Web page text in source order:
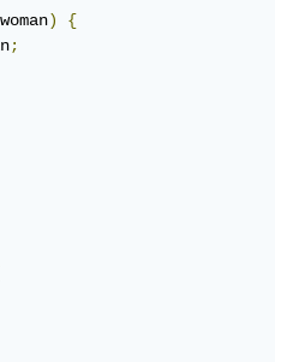
woman)
{
;